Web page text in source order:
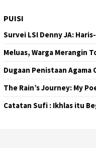
PUISI
Survei LSI Denny JA:
Meluas, Warga Merangin
Dugaan Penistaan Agama
The Rain’s Journey: My
Catatan Sufi : Ikhlas itu